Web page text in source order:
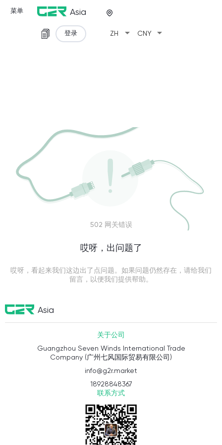
菜单 Asia
ZH arrow_drop_down CNY arrow_drop_down
登录
502 网关错误
哎呀，出问题了
哎呀，看起来我们这边出了点问题。如果问题仍然存在，请给我们
留言，以便我们提供帮助。
Asia
关于公司
Guangzhou Seven Winds International Trade
Company (广州七风国际贸易有限公司)
info@g2r.market
18928848367
联系方式